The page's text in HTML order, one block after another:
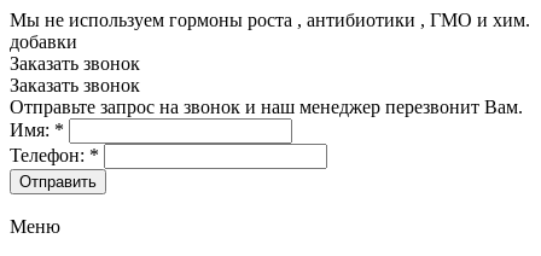
Мы не используем гормоны роста , антибиотики , ГМО и хим.
добавки
Заказать звонок
Заказать звонок
Отправьте запрос на звонок и наш менеджер перезвонит Вам.
Имя: *
Телефон: *
Меню